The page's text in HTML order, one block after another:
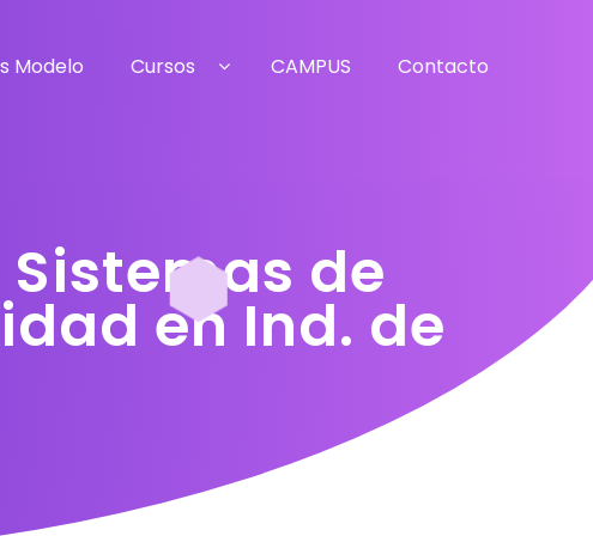
Modelo Cursos CAMPUS Contacto
de
en Ind. de